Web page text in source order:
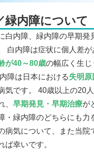
緑内障について
白内障、緑内障の早期発
白内障は症状に個人差
が40～80歳の幅広く生
障は日本における失明
気です。 40歳以上の20
、早期発見・早期治療が
・緑内障のどちらにも力
病気について、また当院
ば幸いです。